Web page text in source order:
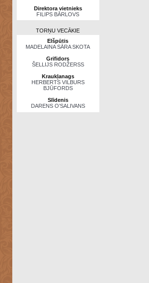
Direktora vietnieks
FILIPS BĀRLOVS
TORŅU VECĀKIE
Elšpūtis
MADELAINA SĀRA SKOTA
Grifidors
ŠELLIJS RODŽERSS
Kraukļanags
HERBERTS VILBURS
BJŪFORDS
Slīdenis
DARENS O’SALIVANS